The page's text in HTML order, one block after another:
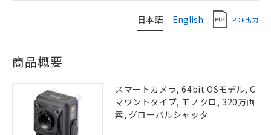
日本語 English PDF出力
商品概要
スマートカメラ, 64bit OSモデル, C
マウントタイプ, モノクロ, 320万画
素, グローバルシャッタ